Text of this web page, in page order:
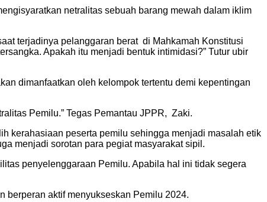
netralitas sebuah barang mewah dalam iklim
terjadinya pelanggaran berat di Mahkamah Konstitusi
Apakah itu menjadi bentuk intimidasi?” Tutur ubir
dimanfaatkan oleh kelompok tertentu demi kepentingan
Pemilu.” Tegas Pemantau JPPR, Zaki.
kerahasiaan peserta pemilu sehingga menjadi masalah etik
menjadi sorotan para pegiat masyarakat sipil.
penyelenggaraan Pemilu. Apabila hal ini tidak segera
berperan aktif menyukseskan Pemilu 2024.